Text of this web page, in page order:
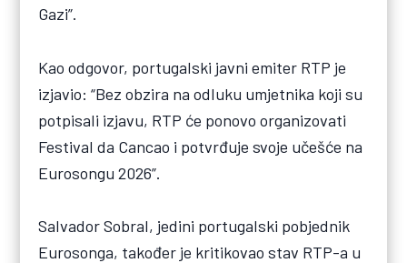
Gazi”.
Kao odgovor, portugalski javni emiter RTP je
izjavio: “Bez obzira na odluku umjetnika koji su
potpisali izjavu, RTP će ponovo organizovati
Festival da Cancao i potvrđuje svoje učešće na
Eurosongu 2026”.
Salvador Sobral, jedini portugalski pobjednik
Eurosonga, također je kritikovao stav RTP-a u